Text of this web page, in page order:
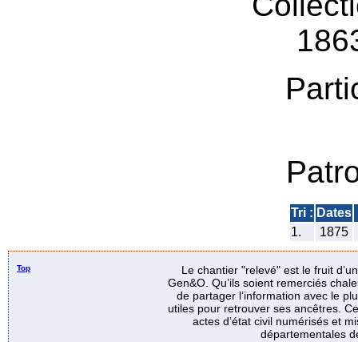
Tri : Dates
1.
1875
Top
Le chantier "relevé" est le fruit
Gen&O. Qu’ils soient remerciés
de partager l’information avec le
utiles pour retrouver ses ancêtres.
actes d’état civil numérisés et
départementales